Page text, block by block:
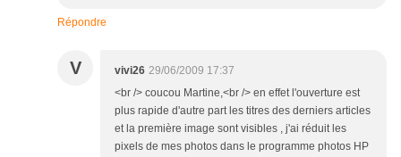
Répondre
V vivi26 29/06/2009 17:37
<br /> coucou Martine,<br /> en effet l'ouverture est
plus rapide d'autre part les titres des derniers articles
et la première image sont visibles , j'ai réduit les
pixels de mes photos dans le programme photos HP